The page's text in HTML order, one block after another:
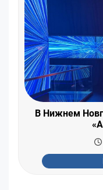
В Нижнем